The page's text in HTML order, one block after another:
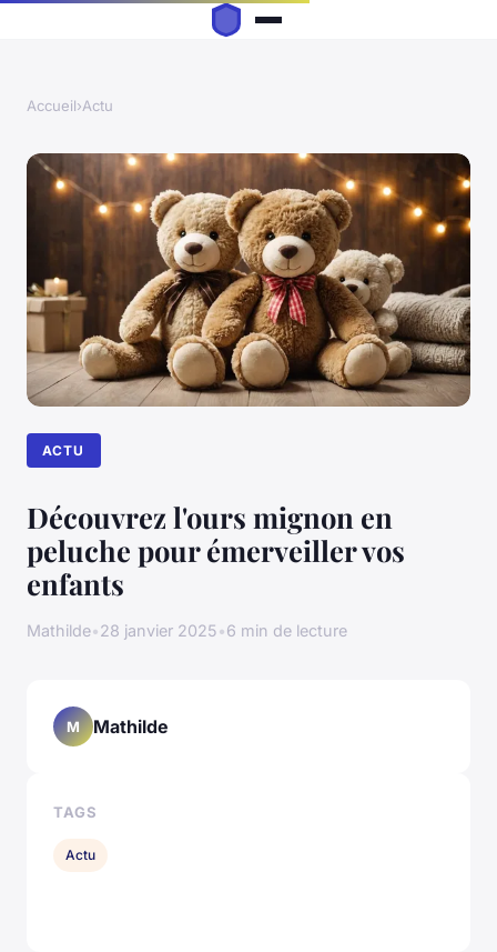
Accueil›Actu
ACTU
Découvrez l'ours mignon en
peluche pour émerveiller vos
enfants
Mathilde•28 janvier 2025•6 min de lecture
M Mathilde
TAGS
Actu